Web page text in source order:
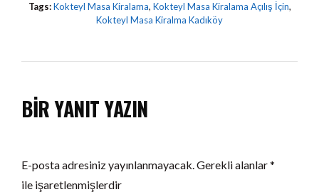
Tags: Kokteyl Masa Kiralama, Kokteyl Masa Kiralama Açılış İçin,
Kokteyl Masa Kiralma Kadıköy
BIR YANIT YAZIN
E-posta adresiniz yayınlanmayacak.Gerekli alanlar*
ile işaretlenmişlerdir